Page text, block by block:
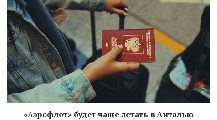
«Аэрофлот» будет чаще летать в Анталью